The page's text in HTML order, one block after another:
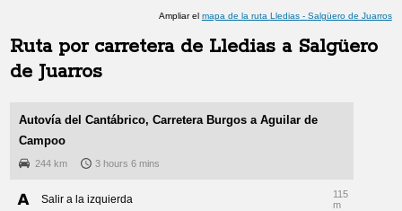
Ampliar el mapa de la ruta Lledias- Salgüero de Juarros
Ruta por carretera de Lledias a Salgüero
de Juarros
Autovía del Cantábrico, Carretera Burgos a Aguilar de
Campoo
244 km 3 hours 6 mins
Salir a la izquierda
115
m